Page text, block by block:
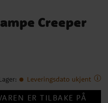
Creeper
: Leveringsdato ukjent
ER TILBAKE PÅ